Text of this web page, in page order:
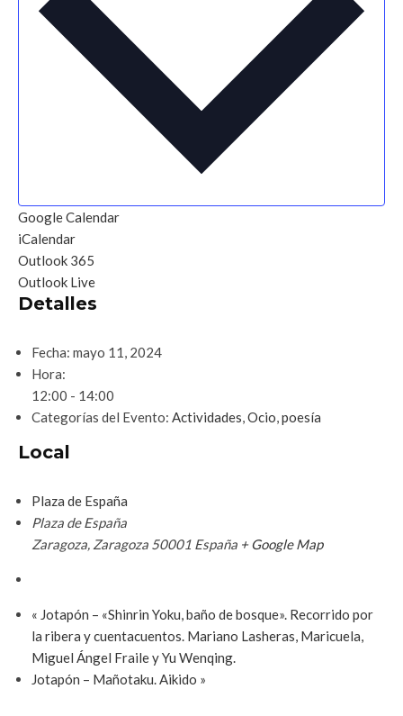
Google Calendar
iCalendar
Outlook 365
Outlook Live
Detalles
Fecha: mayo 11, 2024
Hora:
12:00 - 14:00
Categorías del Evento: Actividades,Ocio,poesía
Local
Plaza de España
Plaza de España
Zaragoza, Zaragoza 50001 España + Google Map
« Jotapón – «Shinrin Yoku, baño de bosque». Recorrido por
la ribera y cuentacuentos. Mariano Lasheras, Maricuela,
Miguel Ángel Fraile y Yu Wenqing.
Jotapón – Mañotaku. Aikido »